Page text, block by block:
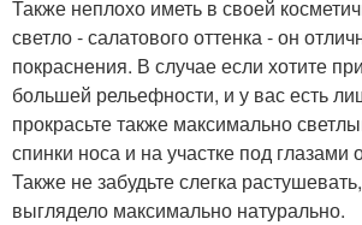
Также неплохо иметь в своей
светло - салатового оттенка - он
покраснения. В случае если хотите
большей рельефности, и у вас есть
прокрасьте также максимально
спинки носа и на участке под глазами
Также не забудьте слегка
выглядело максимально натурально.